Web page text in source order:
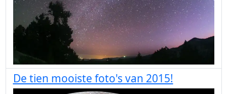
De tien mooiste foto's van 2015!